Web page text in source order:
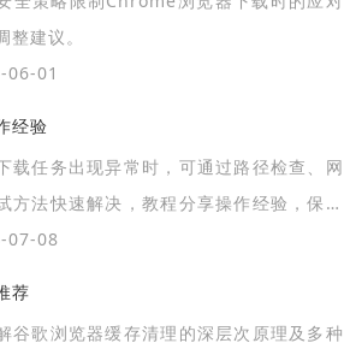
建议。
06-01
经验
载任务出现异常时，可通过路径检查、网
方法快速解决，教程分享操作经验，保证
完成。
07-08
荐
谷歌浏览器缓存清理的深层次原理及多种